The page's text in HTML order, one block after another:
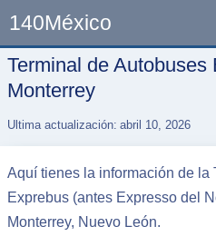
content
140México
Terminal de Autobuses
Monterrey
Ultima actualización: abril 10, 2026
Aquí tienes la información de la
Exprebus (antes Expresso del
Monterrey, Nuevo León.